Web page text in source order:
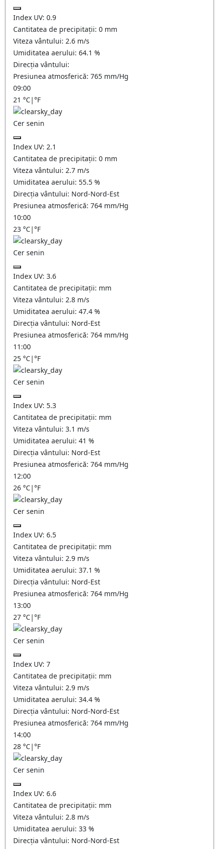
Index UV: 0.9
Cantitatea de precipitații: 0 mm
Viteza vântului: 2.6 m/s
Umiditatea aerului: 64.1 %
Direcția vântului:
Presiunea atmosferică: 765 mm/Hg
09:00
21 °C|°F
Cer senin
Index UV: 2.1
Cantitatea de precipitații: 0 mm
Viteza vântului: 2.7 m/s
Umiditatea aerului: 55.5 %
Direcția vântului: Nord-Nord-Est
Presiunea atmosferică: 764 mm/Hg
10:00
23 °C|°F
Cer senin
Index UV: 3.6
Cantitatea de precipitații: mm
Viteza vântului: 2.8 m/s
Umiditatea aerului: 47.4 %
Direcția vântului: Nord-Est
Presiunea atmosferică: 764 mm/Hg
11:00
25 °C|°F
Cer senin
Index UV: 5.3
Cantitatea de precipitații: mm
Viteza vântului: 3.1 m/s
Umiditatea aerului: 41 %
Direcția vântului: Nord-Est
Presiunea atmosferică: 764 mm/Hg
12:00
26 °C|°F
Cer senin
Index UV: 6.5
Cantitatea de precipitații: mm
Viteza vântului: 2.9 m/s
Umiditatea aerului: 37.1 %
Direcția vântului: Nord-Est
Presiunea atmosferică: 764 mm/Hg
13:00
27 °C|°F
Cer senin
Index UV: 7
Cantitatea de precipitații: mm
Viteza vântului: 2.9 m/s
Umiditatea aerului: 34.4 %
Direcția vântului: Nord-Nord-Est
Presiunea atmosferică: 764 mm/Hg
14:00
28 °C|°F
Cer senin
Index UV: 6.6
Cantitatea de precipitații: mm
Viteza vântului: 2.8 m/s
Umiditatea aerului: 33 %
Direcția vântului: Nord-Nord-Est